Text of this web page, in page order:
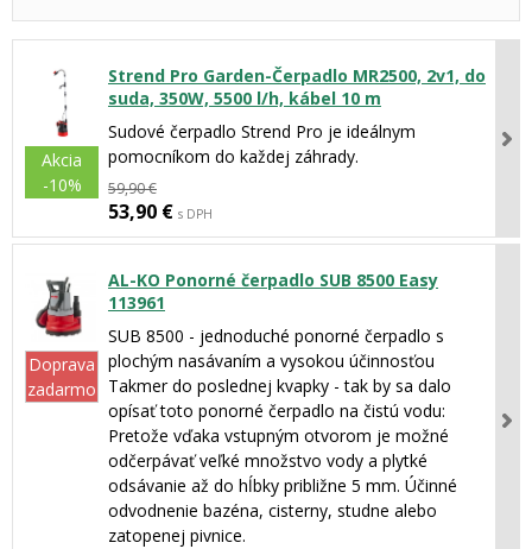
Akcia
-10%
Strend Pro Garden-Čerpadlo MR2500, 2v1, do
suda, 350W, 5500 l/h, kábel 10 m
Sudové čerpadlo Strend Pro je ideálnym
pomocníkom do každej záhrady.
59,90 €
53,90 € s DPH
Doprava
zadarmo
AL-KO Ponorné čerpadlo SUB 8500 Easy
113961
SUB 8500 - jednoduché ponorné čerpadlo s
plochým nasávaním a vysokou účinnosťou
Takmer do poslednej kvapky - tak by sa dalo
opísať toto ponorné čerpadlo na čistú vodu:
Pretože vďaka vstupným otvorom je možné
odčerpávať veľké množstvo vody a plytké
odsávanie až do hĺbky približne 5 mm. Účinné
odvodnenie bazéna, cisterny, studne alebo
zatopenej pivnice.